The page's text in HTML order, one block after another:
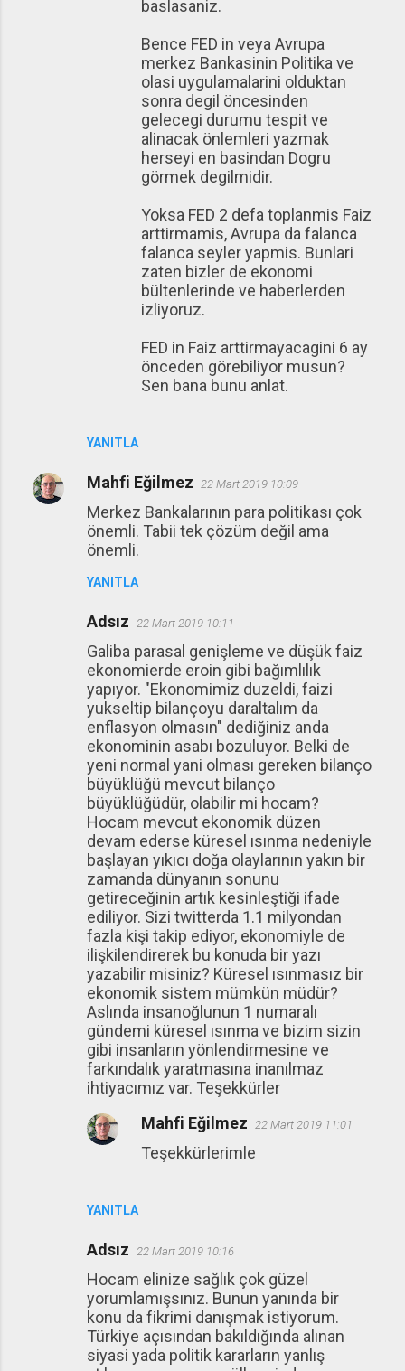
YANITLA
baslasaniz.
Bence FED in veya Avrupa
merkez Bankasinin Politika ve
olasi uygulamalarini olduktan
sonra degil öncesinden
gelecegi durumu tespit ve
alinacak önlemleri yazmak
herseyi en basindan Dogru
görmek degilmidir.
Yoksa FED 2 defa toplanmis Faiz
arttirmamis, Avrupa da falanca
falanca seyler yapmis. Bunlari
zaten bizler de ekonomi
bültenlerinde ve haberlerden
izliyoruz.
FED in Faiz arttirmayacagini 6 ay
önceden görebiliyor musun?
Sen bana bunu anlat.
Mahfi Eğilmez 22 Mart 2019 10:09
Merkez Bankalarının para politikası çok
önemli. Tabii tek çözüm değil ama
önemli.
YANITLA
Adsız 22 Mart 2019 10:11
Galiba parasal genişleme ve düşük faiz
ekonomierde eroin gibi bağımlılık
yapıyor. "Ekonomimiz duzeldi, faizi
yukseltip bilançoyu daraltalım da
enflasyon olmasın" dediğiniz anda
ekonominin asabı bozuluyor. Belki de
yeni normal yani olması gereken bilanço
büyüklüğü mevcut bilanço
büyüklüğüdür, olabilir mi hocam?
Hocam mevcut ekonomik düzen
devam ederse küresel ısınma nedeniyle
başlayan yıkıcı doğa olaylarının yakın bir
zamanda dünyanın sonunu
getireceğinin artık kesinleştiği ifade
ediliyor. Sizi twitterda 1.1 milyondan
fazla kişi takip ediyor, ekonomiyle de
ilişkilendirerek bu konuda bir yazı
yazabilir misiniz? Küresel ısınmasız bir
ekonomik sistem mümkün müdür?
Aslında insanoğlunun 1 numaralı
gündemi küresel ısınma ve bizim sizin
gibi insanların yönlendirmesine ve
farkındalık yaratmasına inanılmaz
ihtiyacımız var. Teşekkürler
YANITLA
Mahfi Eğilmez 22 Mart 2019 11:01
Teşekkürlerimle
Adsız 22 Mart 2019 10:16
Hocam elinize sağlık çok güzel
yorumlamışsınız. Bunun yanında bir
konu da fikrimi danışmak istiyorum.
Türkiye açısından bakıldığında alınan
siyasi yada politik kararların yanlış